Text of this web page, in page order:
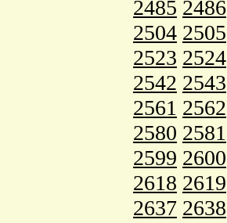
2485 2486
2504 2505
2523 2524
2542 2543
2561 2562
2580 2581
2599 2600
2618 2619
2637 2638